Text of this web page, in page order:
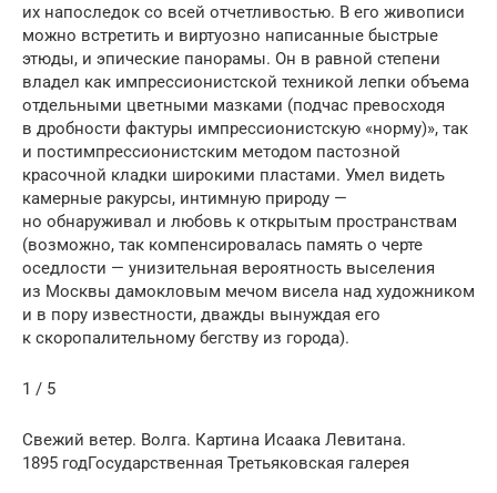
их напоследок со всей отчетливостью. В его живописи
можно встретить и виртуозно написанные быстрые
этюды, и эпические пано­рамы. Он в равной степени
владел как импрессиони­ст­ской техникой лепки объема
отдельными цветными мазками (подчас пре­восходя
в дробности фак­ту­ры импрессионист­скую «норму)», так
и постимпрес­сио­нист­ским методом пастозной
красочной кладки широкими пластами. Умел видеть
камерные ракурсы, интимную природу —
но обнаруживал и любовь к открытым про­странствам
(возможно, так компенсировалась память о черте
оседлости — унизительная вероятность выселения
из Москвы дамокло­вым мечом висела над художником
и в пору известности, дважды вынуждая его
к скоропали­тельному бегству из города).
1 / 5
Свежий ветер. Волга. Картина Исаака Левитана.
1895 годГосударственная Третьяковская галерея